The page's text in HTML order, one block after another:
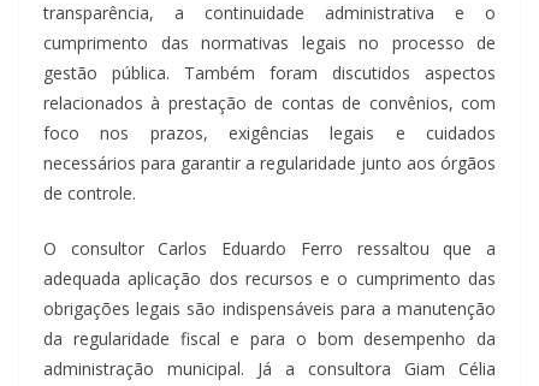
transparência, a continuidade administrativa e o
cumprimento das normativas legais no processo de
gestão pública. Também foram discutidos aspectos
relacionados à prestação de contas de convênios, com
foco nos prazos, exigências legais e cuidados
necessários para garantir a regularidade junto aos órgãos
de controle.
O consultor Carlos Eduardo Ferro ressaltou que a
adequada aplicação dos recursos e o cumprimento das
obrigações legais são indispensáveis para a manutenção
da regularidade fiscal e para o bom desempenho da
administração municipal. Já a consultora Giam Célia